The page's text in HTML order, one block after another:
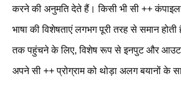
करने की अनुमति देते हैं। किसी भी सी ++
भाषा की विशेषताएं लगभग पूरी तरह से समान
तक पहुंचने के लिए, विशेष रूप से इनपुट और
अपने सी ++ प्रोग्राम को थोड़ा अलग बयानों के